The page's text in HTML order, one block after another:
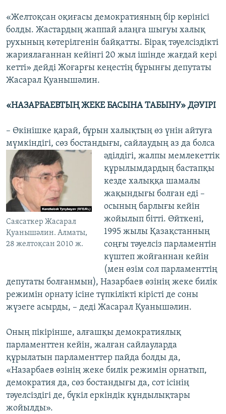
«Желтоқсан оқиғасы демократияның бір көрінісі
болды. Жастардың жаппай алаңға шығуы халық
рухының көтерілгенін байқатты. Бірақ тәуелсіздікті
жариялағаннан кейінгі 20 жыл ішінде жағдай кері
кетті» дейді Жоғарғы кеңестің бұрынғы депутаты
Жасарал Қуанышәлин.
«НАЗАРБАЕВТЫҢ ЖЕКЕ БАСЫНА ТАБЫНУ» ДӘУІРІ
– Өкінішке қарай, бұрын халықтың өз үнін айтуға
мүмкіндігі, сөз бостандығы, сайлаудың аз да болса
әділдігі, жалпы мемлекеттік
Саясаткер Жасарал
Қуанышәлин. Алматы,
28 желтоқсан 2010 ж.
құрылымдардың бастапқы
кезде халыққа шамалы
жақындығы болған еді –
осының барлығы кейін
жойылып бітті. Өйткені,
1995 жылы Қазақстанның
соңғы тәуелсіз парламентін
күштеп жойғаннан кейін
(мен өзім сол парламенттің
депутаты болғанмын), Назарбаев өзінің жеке билік
режимін орнату ісіне түпкілікті кірісті де соны
жүзеге асырды, – деді Жасарал Қуанышәлин.
Оның пікірінше, алғашқы демократиялық
парламенттен кейін, жалған сайлауларда
құрылатын парламенттер пайда болды да,
«Назарбаев өзінің жеке билік режимін орнатып,
демократия да, сөз бостандығы да, сот ісінің
тәуелсіздігі де, бүкіл еркіндік құндылықтары
жойылды».